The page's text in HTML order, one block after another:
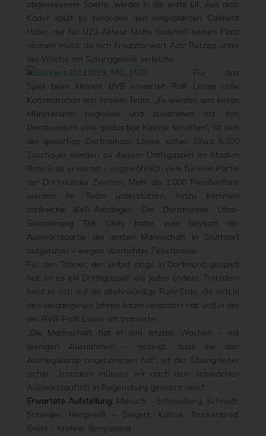
abgesessener Sperre, wieder in die erste Elf. Aus dem
Kader spült es hingegen den eingeplanten Clément
Halet, der für U23-Akteur Malte Grashoff seinen Platz
räumen muss, da sich Ersatztorwart Aziz Retzep unter
der Woche am Sprunggelenk verletzte.
Für das
Spiel beim kleinen BVB erwartet Ralf Loose volle
Konzentration von seinem Team. „Es werden uns einige
Münsteraner begleiten und zusammen mit den
Dortmundern eine großartige Kulisse schaffen“, ist sich
der gebürtige Dortmunder Loose sicher. Etwa 6.000
Zuschauer werden zu diesem Drittligaspiel im Stadion
Rote Erde erwartet – ungewöhnlich viele für eine Partie
der Dortmunder Zweiten. Mehr als 1.000 Preußenfans
werden ihr Team unterstützen, hinzu kommen
zahlreiche BVB-Anhänger. Die Dortmunder Ultra-
Gruppierung The Unity hatte zum Boykott der
Auswärtspartie der ersten Mannschaft in Stuttgart
aufgerufen – wegen überhöhter Ticketpreise.
Für den Trainer, der selbst lange in Dortmund gespielt
hat, ist es ein Drittligaspiel wie jedes andere. Trotzdem
freut er sich auf die altehrwürdige Rote Erde, die sich in
den vergangenen Jahren kaum verändert hat und in der
der BVB-Profi Loose oft trainierte.
„Die Mannschaft hat in den letzten Wochen – mit
wenigen Ausnahmen – gezeigt, dass sie den
Abstiegskamp angenommen hat“, ist der Übungsleiter
sicher, „trotzdem müssen wir nach dem schwachen
Auswärtsauftritt in Regensburg gewarnt sein.“
Erwartete Aufstellung:Masuch – Schöneberg, Schmidt,
Scherder, Hergesell – Siegert, Kühne, Truckenbrod,
Grote – Krohne, Benyamina